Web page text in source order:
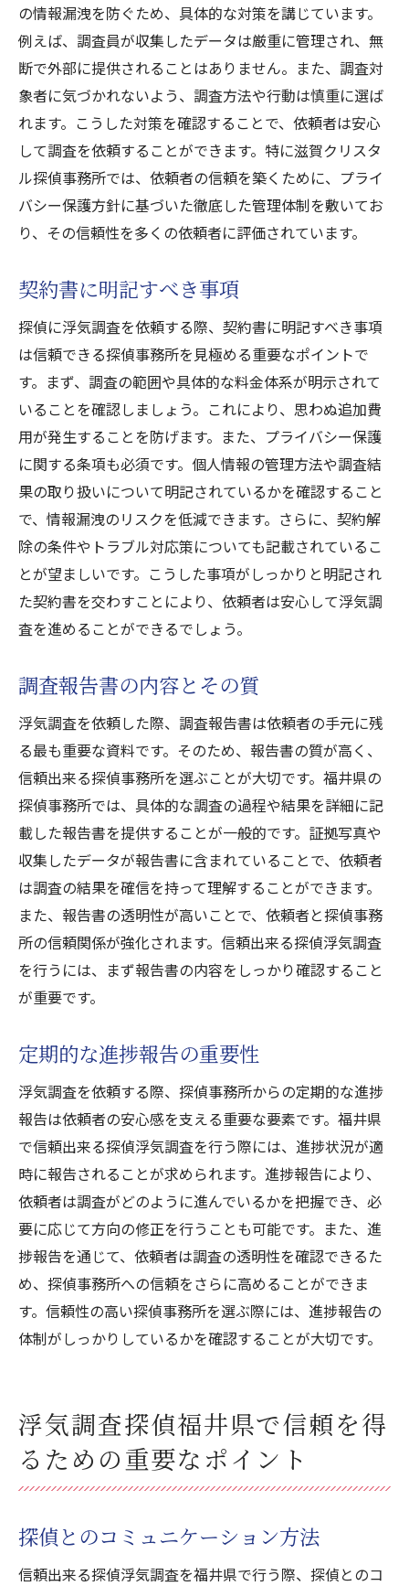
の情報漏洩を防ぐため、具体的な対策を講じています。
例えば、調査員が収集したデータは厳重に管理され、無
断で外部に提供されることはありません。また、調査対
象者に気づかれないよう、調査方法や行動は慎重に選ば
れます。こうした対策を確認することで、依頼者は安心
して調査を依頼することができます。特に滋賀クリスタ
ル探偵事務所では、依頼者の信頼を築くために、プライ
バシー保護方針に基づいた徹底した管理体制を敷いてお
り、その信頼性を多くの依頼者に評価されています。
契約書に明記すべき事項
探偵に浮気調査を依頼する際、契約書に明記すべき事項
は信頼できる探偵事務所を見極める重要なポイントで
す。まず、調査の範囲や具体的な料金体系が明示されて
いることを確認しましょう。これにより、思わぬ追加費
用が発生することを防げます。また、プライバシー保護
に関する条項も必須です。個人情報の管理方法や調査結
果の取り扱いについて明記されているかを確認すること
で、情報漏洩のリスクを低減できます。さらに、契約解
除の条件やトラブル対応策についても記載されているこ
とが望ましいです。こうした事項がしっかりと明記され
た契約書を交わすことにより、依頼者は安心して浮気調
査を進めることができるでしょう。
調査報告書の内容とその質
浮気調査を依頼した際、調査報告書は依頼者の手元に残
る最も重要な資料です。そのため、報告書の質が高く、
信頼出来る探偵事務所を選ぶことが大切です。福井県の
探偵事務所では、具体的な調査の過程や結果を詳細に記
載した報告書を提供することが一般的です。証拠写真や
収集したデータが報告書に含まれていることで、依頼者
は調査の結果を確信を持って理解することができます。
また、報告書の透明性が高いことで、依頼者と探偵事務
所の信頼関係が強化されます。信頼出来る探偵浮気調査
を行うには、まず報告書の内容をしっかり確認すること
が重要です。
定期的な進捗報告の重要性
浮気調査を依頼する際、探偵事務所からの定期的な進捗
報告は依頼者の安心感を支える重要な要素です。福井県
で信頼出来る探偵浮気調査を行う際には、進捗状況が適
時に報告されることが求められます。進捗報告により、
依頼者は調査がどのように進んでいるかを把握でき、必
要に応じて方向の修正を行うことも可能です。また、進
捗報告を通じて、依頼者は調査の透明性を確認できるた
め、探偵事務所への信頼をさらに高めることができま
す。信頼性の高い探偵事務所を選ぶ際には、進捗報告の
体制がしっかりしているかを確認することが大切です。
浮気調査探偵福井県で信頼を得
るための重要なポイント
探偵とのコミュニケーション方法
信頼出来る探偵浮気調査を福井県で行う際、探偵とのコ